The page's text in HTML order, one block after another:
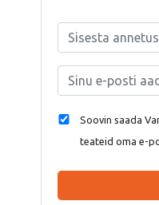
Soovin saada
teateid oma e-